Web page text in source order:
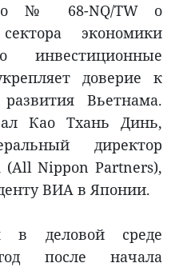
№ 68-NQ/TW о
экономики
инвестиционные
доверие к
Вьетнама.
Као Тхань Динь,
директор
(All Nippon Partners),
ВИА в Японии.
в деловой среде
после начала